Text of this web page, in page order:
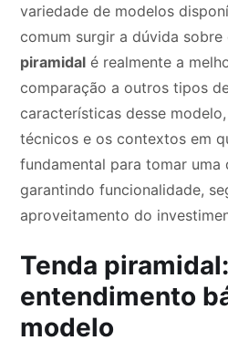
variedade de modelos
comum surgir a dúvida
piramidal é realmente a
comparação a outros tipos
características desse
técnicos e os contextos em
fundamental para tomar uma
garantindo funcionalidade,
aproveitamento do
Tenda piramidal:
entendimento
modelo